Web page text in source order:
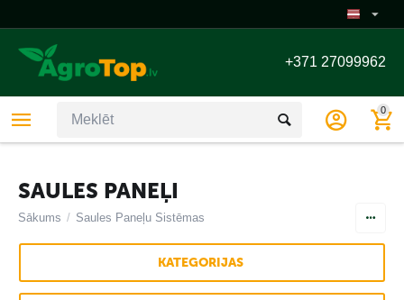
+371 27099962
0
SAULES PANEĻI
Sākums / Saules Paneļu Sistēmas
KATEGORIJAS